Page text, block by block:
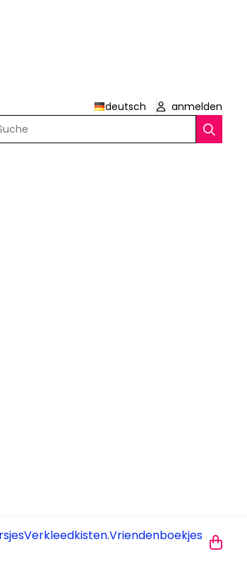
deutsch
anmelden
Verkleedkisten.Vriendenboekjes